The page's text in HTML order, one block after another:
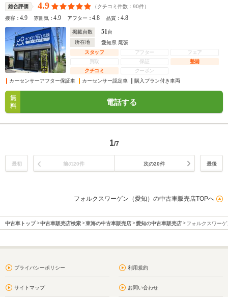
総合評価 4.9 （クチコミ件数： 90件）
接客：4.9 雰囲気：4.9 アフター：4.8 品質：4.8
掲載台数 51台
所在地
愛知県 尾張
スタッフ
アフター
フェア
買取
保証
整備
クチコミ
クーポン
カーセンサーアフター保証車
カーセンサー認定車 購入プラン付き車両
無
料
電話する
1/7
最初 前の20件 次の20件 最後
フォルクスワーゲン（愛知）の中古車販売店TOPへ
中古車トップ 中古車販売店検索 東海の中古車販売店 愛知の中古車販売店 フォルクスワー
プライバシーポリシー 利用規約
サイトマップ お問い合わせ